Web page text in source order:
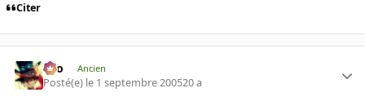
Citer
eYo Ancien
Posté(e) le 1 septembre 200520 a